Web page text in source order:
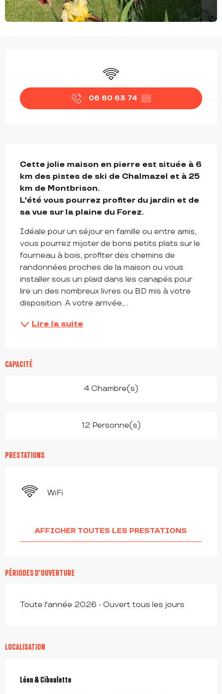
WiFi
06 60 63 74 ▒▒
Cette jolie maison en pierre est située à 6
km des pistes de ski de Chalmazel et à 25
km de Montbrison.
L'été vous pourrez profiter du jardin et de
sa vue sur la plaine du Forez.
Idéale pour un séjour en famille ou entre amis,
vous pourrez mijoter de bons petits plats sur le
fourneau à bois, profiter des chemins de
randonnées proches de la maison ou vous
installer sous un plaid dans les canapés pour
lire un des nombreux livres ou BD mis à votre
disposition. A votre arrivée,...
Lire la suite
CAPACITÉ
4 Chambre(s)
12 Personne(s)
PRESTATIONS
WiFi
AFFICHER TOUTES LES PRESTATIONS
PÉRIODES D'OUVERTURE
Toute l'année 2026 - Ouvert tous les jours
LOCALISATION
Léon & Ciboulette